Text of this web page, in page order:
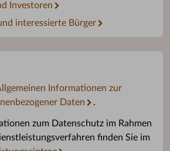
Investoren
interessierte Bürger
Informationen zur
Daten
.
zum Datenschutz im Rahmen
finden Sie im